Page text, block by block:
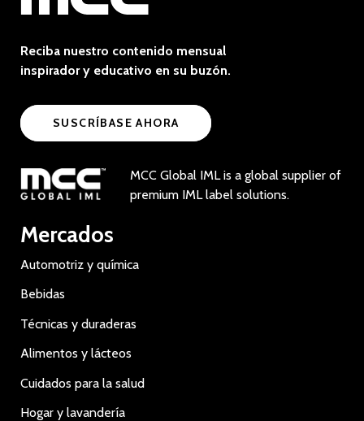
Reciba nuestro contenido mensual
inspirador y educativo en su buzón.
SUSCRÍBASE AHORA
MCC Global IML is a global supplier of
premium IML label solutions.
Mercados
Automotriz y química
Bebidas
Técnicas y duraderas
Alimentos y lácteos
Cuidados para la salud
Hogar y lavandería